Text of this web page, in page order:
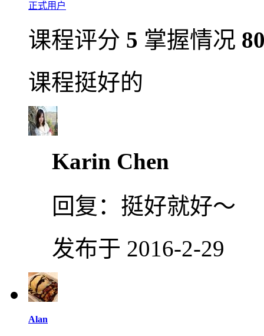
正式用户
课程评分 5 掌握情况
课程挺好的
Karin Chen
回复： 挺好就好～
发布于 2016-2-29
Alan